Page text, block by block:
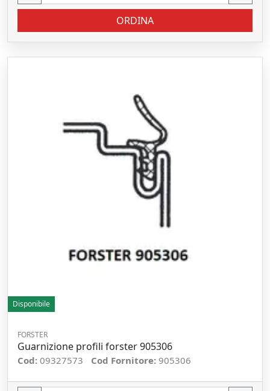
ORDINA
Disponibile
FORSTER
Guarnizione profili forster 905306
Cod: 09327573 Cod Fornitore: 905306